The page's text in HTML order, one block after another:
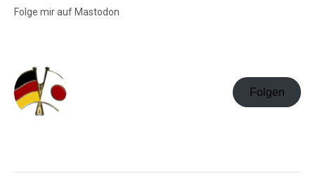
Folge mir auf Mastodon
Folgen